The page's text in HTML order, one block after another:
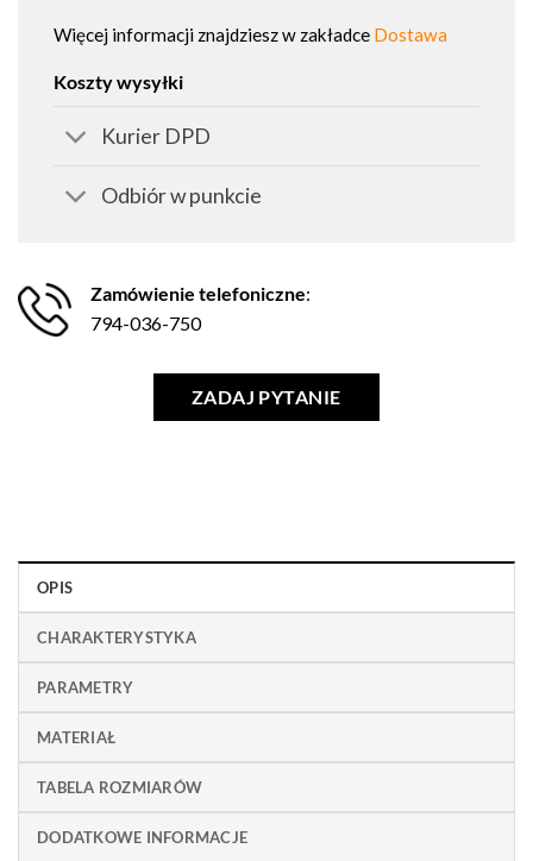
Więcej informacji znajdziesz w zakładce Dostawa
Koszty wysyłki
Kurier DPD
Odbiór w punkcie
Zamówienie telefoniczne:
794-036-750
ZADAJ PYTANIE
OPIS
CHARAKTERYSTYKA
PARAMETRY
MATERIAŁ
TABELA ROZMIARÓW
DODATKOWE INFORMACJE